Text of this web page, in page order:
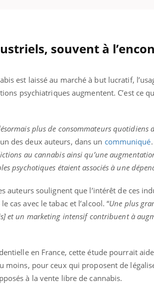
souvent à
est laissé au marché à but lucratif,
psychiatriques augmentent. C’est ce
plus de consommateurs quotidiens
des deux auteurs, dans un communiqué.
au cannabis ainsi qu’une
psychotiques étaient associés à une
auteurs soulignent que l’intérêt de ces
cas avec le tabac et l’alcool. “Une plus
et un marketing intensif contribuent à
en France, cette étude pourrait
moins, pour ceux qui proposent de
à la vente libre de cannabis.